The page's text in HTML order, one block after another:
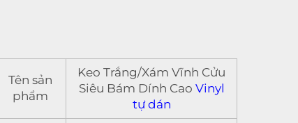
Tên sản
phẩm
Keo Trắng/Xám Vĩnh Cửu
Siêu Bám Dính Cao Vinyl
tự dán